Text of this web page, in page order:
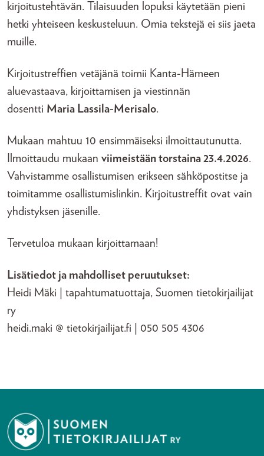
kirjoitustehtävän. Tilaisuuden lopuksi käytetään pieni
hetki yhteiseen keskusteluun. Omia tekstejä ei siis jaeta
muille.
Kirjoitustreffien vetäjänä toimii Kanta-Hämeen
aluevastaava, kirjoittamisen ja viestinnän
dosentti Maria Lassila-Merisalo.
Mukaan mahtuu 10 ensimmäiseksi ilmoittautunutta.
Ilmoittaudu mukaan viimeistään torstaina 23.4.2026.
Vahvistamme osallistumisen erikseen sähköpostitse ja
toimitamme osallistumislinkin. Kirjoitustreffit ovat vain
yhdistyksen jäsenille.
Tervetuloa mukaan kirjoittamaan!
Lisätiedot ja mahdolliset peruutukset:
Heidi Mäki | tapahtumatuottaja, Suomen tietokirjailijat
ry
heidi.maki @ tietokirjailijat.fi | 050 505 4306